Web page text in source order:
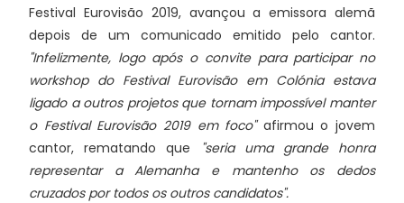
Festival Eurovisão 2019, avançou a emissora alemã
depois de um comunicado emitido pelo cantor.
"Infelizmente, logo após o convite para participar no
workshop do Festival Eurovisão em Colónia estava
ligado a outros projetos que tornam impossível manter
o Festival Eurovisão 2019 em foco"afirmou o jovem
cantor, rematando que
"seria uma grande honra
representar a Alemanha e mantenho os dedos
cruzados por todos os outros candidatos".